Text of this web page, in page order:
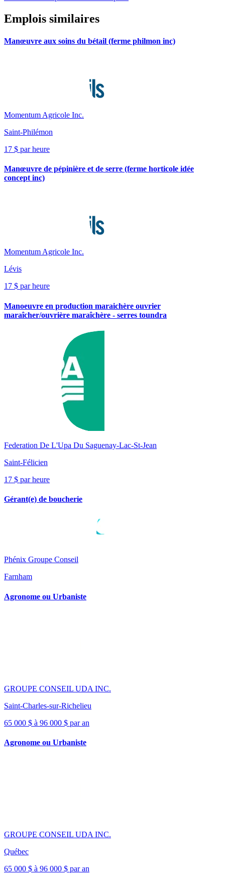
Emplois similaires
Manœuvre aux soins du bétail (ferme philmon inc)
Momentum Agricole Inc.
Saint-Philémon
17 $ par heure
Manœuvre de pépinière et de serre (ferme horticole idée
concept inc)
Momentum Agricole Inc.
Lévis
17 $ par heure
Manoeuvre en production maraichère ouvrier
maraîcher/ouvrière maraîchère - serres toundra
Federation De L'Upa Du Saguenay-Lac-St-Jean
Saint-Félicien
17 $ par heure
Gérant(e) de boucherie
Phénix Groupe Conseil
Farnham
Agronome ou Urbaniste
GROUPE CONSEIL UDA INC.
Saint-Charles-sur-Richelieu
65 000 $ à 96 000 $ par an
Agronome ou Urbaniste
GROUPE CONSEIL UDA INC.
Québec
65 000 $ à 96 000 $ par an